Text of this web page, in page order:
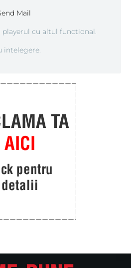
Mail
cu altul functional.
intelegere.